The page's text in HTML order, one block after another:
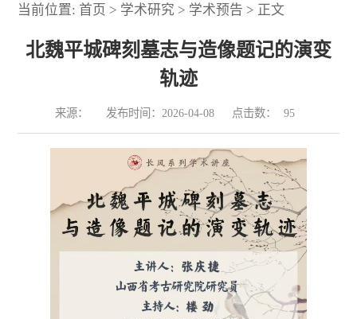
当前位置: 首页 > 学术研究 > 学术预告 > 正文
北魏平城碑刻墓志与造像题记的演变
轨迹
来源： 发布时间：2026-04-08 点击数： 95